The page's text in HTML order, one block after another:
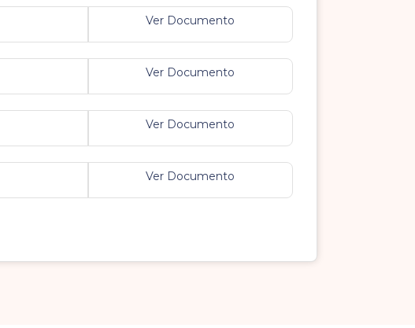
Ver Documento
Ver Documento
Ver Documento
Ver Documento